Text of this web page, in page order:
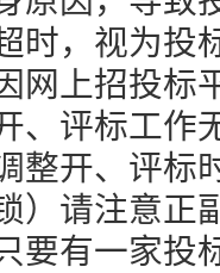
时，视为投
网上招投标
、评标工作
整开、评标
）请注意正
要有一家投